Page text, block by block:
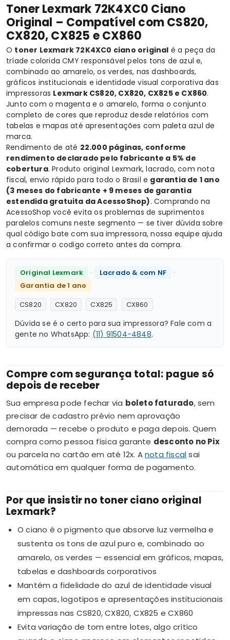
Toner Lexmark 72K4XC0 Ciano
Original – Compatível com CS820,
CX820, CX825 e CX860
O toner Lexmark 72K4XC0 ciano original é a peça da
tríade colorida CMY responsável pelos tons de azul e,
combinado ao amarelo, os verdes, nas dashboards,
gráficos institucionais e identidade visual corporativa das
impressoras Lexmark CS820, CX820, CX825 e CX860.
Junto com o magenta e o amarelo, forma o conjunto
completo de cores que reproduz desde relatórios com
tabelas e mapas até apresentações com paleta azul de
marca.
Rendimento de até 22.000 páginas, conforme
rendimento declarado pelo fabricante a 5% de
cobertura. Produto original Lexmark, lacrado, com nota
fiscal, envio rápido para todo o Brasil e garantia de 1 ano
(3 meses do fabricante + 9 meses de garantia
estendida gratuita da AcessoShop). Comprando na
AcessoShop você evita os problemas de suprimentos
paralelos comuns neste segmento — se tiver dúvida sobre
qual código bate com sua impressora, nossa equipe ajuda
a confirmar o codigo correto antes da compra.
Original Lexmark · Lacrado & com NF ·
Garantia de 1 ano
CS820
CX820 CX825 CX860
Dúvida se é o certo para sua impressora? Fale com a
gente no WhatsApp: (11) 91504-4848.
Compre com segurança total: pague só
depois de receber
Sua empresa pode fechar via boleto faturado, sem
precisar de cadastro prévio nem aprovação
demorada — recebe o produto e paga depois. Quem
compra como pessoa física garante desconto no Pix
ou parcela no cartão em até 12x. Anota fiscalsai
automática em qualquer forma de pagamento.
Por que insistir no toner ciano original
Lexmark?
O ciano é o pigmento que absorve luz vermelha e
sustenta os tons de azul puro e, combinado ao
amarelo, os verdes — essencial em gráficos, mapas,
tabelas e dashboards corporativos
Mantém a fidelidade do azul de identidade visual
em capas, logotipos e apresentações institucionais
impressas nas CS820, CX820, CX825 e CX860
Evita variação de tom entre lotes, algo crítico